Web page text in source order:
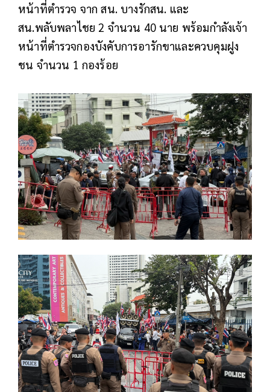
หน้าที่ตำรวจ จาก สน. บางรักสน. และ
สน.พลับพลาไชย 2 จำนวน 40 นาย พร้อมกำลังเจ้า
หน้าที่ตำรวจกองบังคับการอารักขาและควบคุมฝูง
ชน จำนวน 1 กองร้อย